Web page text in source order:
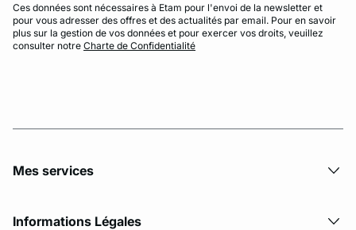
Ces données sont nécessaires à Etam pour l'envoi de la newsletter et
pour vous adresser des offres et des actualités par email. Pour en savoir
plus sur la gestion de vos données et pour exercer vos droits, veuillez
consulter notre Charte de Confidentialité
Mes services
Informations Légales